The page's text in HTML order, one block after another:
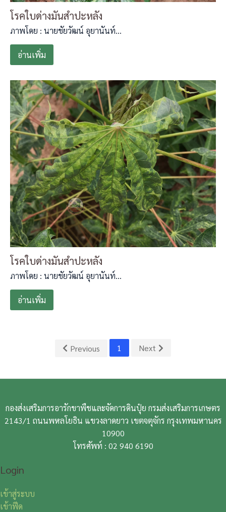
โรคใบด่างมันสำปะหลัง
ภาพโดย : นายชัยวัฒน์ อุยานันท์…
อ่านเพิ่ม
โรคใบด่างมันสำปะหลัง
ภาพโดย : นายชัยวัฒน์ อุยานันท์…
อ่านเพิ่ม
Previous 1 Next
กองส่งเสริมการอารักขาพืชและจัดการดินปุ๋ย กรมส่งเสริมการเกษตร
2143/1 ถนนพหลโยธิน แขวงลาดยาว เขตจตุจักร กรุงเทพมหานคร
10900
โทรศัพท์ : 02 940 6190
Login
เข้าสู่ระบบ
เข้าฟีด